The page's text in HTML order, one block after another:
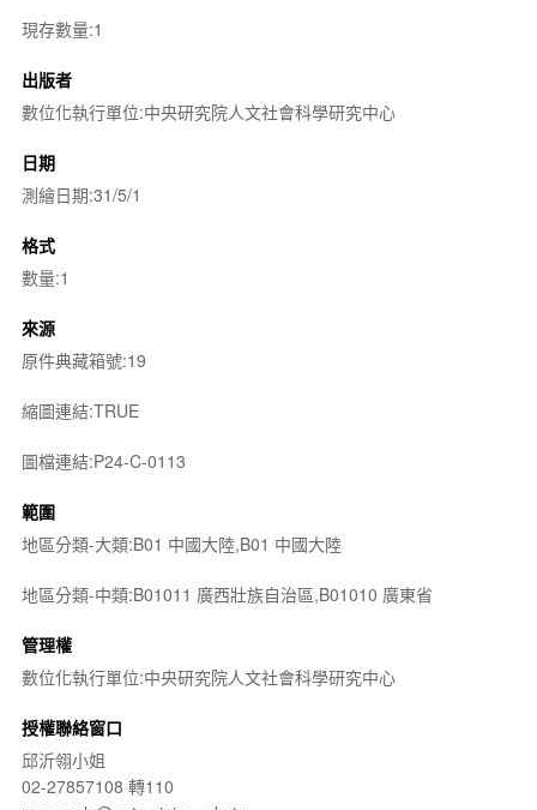
現存數量:1
出版者
數位化執行單位:中央研究院人文社會科學研究中心
日期
測繪日期:31/5/1
格式
數量:1
來源
原件典藏箱號:19
縮圖連結:TRUE
圖檔連結:P24-C-0113
範圍
地區分類-大類:B01 中國大陸,B01 中國大陸
地區分類-中類:B01011 廣西壯族自治區,B01010 廣東省
管理權
數位化執行單位:中央研究院人文社會科學研究中心
授權聯絡窗口
邱沂翎小姐
02-27857108 轉110